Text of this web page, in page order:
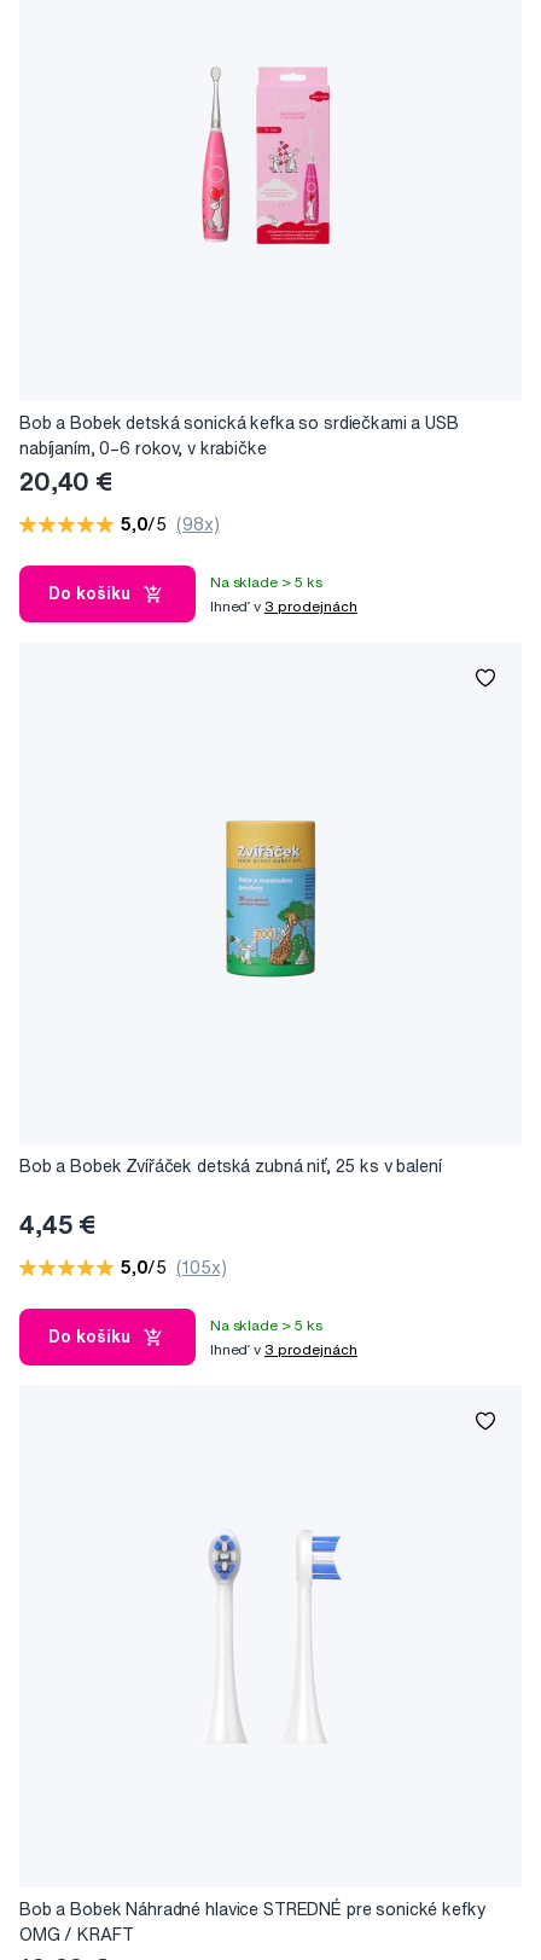
Bob a Bobek detská sonická kefka so srdiečkami a USB
nabíjaním, 0–6 rokov, v krabičke
20,40 €
5,0/5 (98x)
Do košíku
Na sklade > 5 ks
Ihneď v 3 prodejnách
Bob a Bobek Zvířáček detská zubná niť, 25 ks v balení
4,45 €
5,0/5 (105x)
Do košíku
Na sklade > 5 ks
Ihneď v 3 prodejnách
Bob a Bobek Náhradné hlavice STREDNÉ pre sonické kefky
OMG / KRAFT